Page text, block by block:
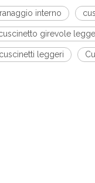
interno
girevole
cuscinetti leggeri